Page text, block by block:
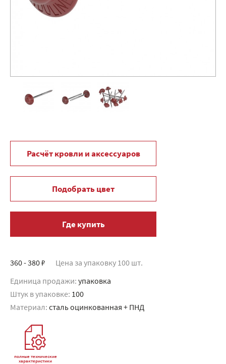
Расчёт кровли и аксессуаров
Подобрать цвет
Где купить
360 - 380 ₽ Цена за упаковку 100 шт.
Единица продажи: упаковка
Штук в упаковке: 100
Материал: сталь оцинкованная + ПНД
полные технические
характеристики